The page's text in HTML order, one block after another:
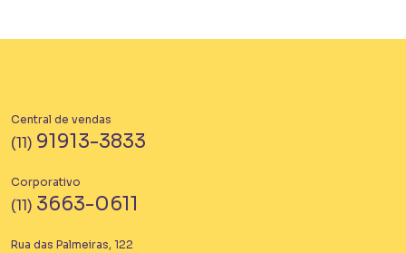
Central de vendas
(11) 91913-3833
Corporativo
(11) 3663-0611
Rua das Palmeiras, 122